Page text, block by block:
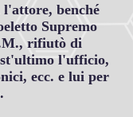
l'attore, benché
Supremo
rifiutò di
l'ufficio,
ecc. e lui per